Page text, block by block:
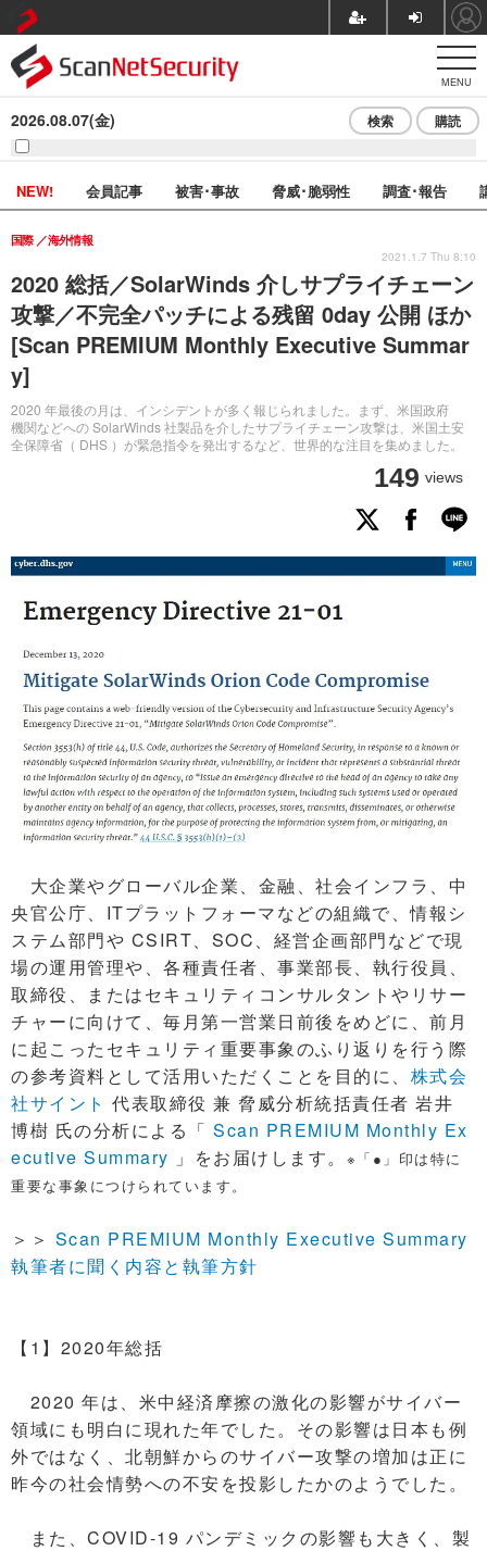
MENU
2026.08.07(金) 検索 購読
NEW! 会員記事 被害･事故 脅威･脆弱性 調査･報告
2020 総括／SolarWinds 介しサプライチェーン
攻撃／不完全パッチによる残留 0day 公開 ほか
[Scan PREMIUM Monthly Executive Summar
y]
2020 年最後の月は、インシデントが多く報じられました。まず、米国政府
機関などへの SolarWinds 社製品を介したサプライチェーン攻撃は、米国土安
全保障省（ DHS ）が緊急指令を発出するなど、世界的な注目を集めました。
国際 海外情報
149 views
2021.1.7 Thu 8:10
大企業やグローバル企業、金融、社会インフラ、中
央官公庁、ITプラットフォーマなどの組織で、情報シ
ステム部門や CSIRT、SOC、経営企画部門などで現
場の運用管理や、各種責任者、事業部長、執行役員、
取締役、またはセキュリティコンサルタントやリサー
チャーに向けて、毎月第一営業日前後をめどに、前月
に起こったセキュリティ重要事象のふり返りを行う際
の参考資料として活用いただくことを目的に、 株式会
社サイント 代表取締役 兼 脅威分析統括責任者 岩井
博樹 氏の分析による「 Scan PREMIUM Monthly Ex
ecutive Summary 」をお届けします。
※「●」印は特に
重要な事象につけられています。
＞＞ Scan PREMIUM Monthly Executive Summary
執筆者に聞く内容と執筆方針
【1】2020年総括
2020 年は、米中経済摩擦の激化の影響がサイバー
領域にも明白に現れた年でした。その影響は日本も例
外ではなく、北朝鮮からのサイバー攻撃の増加は正に
昨今の社会情勢への不安を投影したかのようでした。
また、COVID-19 パンデミックの影響も大きく、製